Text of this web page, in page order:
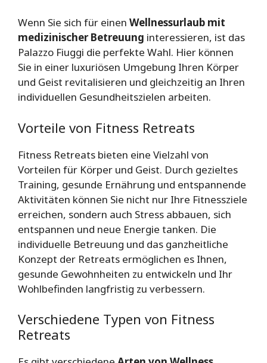
Wenn Sie sich für einen Wellnessurlaub mit
medizinischer Betreuung interessieren, ist das
Palazzo Fiuggi die perfekte Wahl. Hier können
Sie in einer luxuriösen Umgebung Ihren Körper
und Geist revitalisieren und gleichzeitig an Ihren
individuellen Gesundheitszielen arbeiten.
Vorteile von Fitness Retreats
Fitness Retreats bieten eine Vielzahl von
Vorteilen für Körper und Geist. Durch gezieltes
Training, gesunde Ernährung und entspannende
Aktivitäten können Sie nicht nur Ihre Fitnessziele
erreichen, sondern auch Stress abbauen, sich
entspannen und neue Energie tanken. Die
individuelle Betreuung und das ganzheitliche
Konzept der Retreats ermöglichen es Ihnen,
gesunde Gewohnheiten zu entwickeln und Ihr
Wohlbefinden langfristig zu verbessern.
Verschiedene Typen von Fitness
Retreats